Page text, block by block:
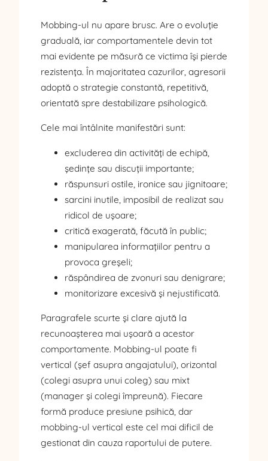
Mobbing-ul nu apare brusc. Are o evoluție
graduală, iar comportamentele devin tot
mai evidente pe măsură ce victima își pierde
rezistența. În majoritatea cazurilor, agresorii
adoptă o strategie constantă, repetitivă,
orientată spre destabilizare psihologică.
Cele mai întâlnite manifestări sunt:
excluderea din activități de echipă,
ședințe sau discuții importante;
răspunsuri ostile, ironice sau jignitoare;
sarcini inutile, imposibil de realizat sau
ridicol de ușoare;
critică exagerată, făcută în public;
manipularea informațiilor pentru a
provoca greșeli;
răspândirea de zvonuri sau denigrare;
monitorizare excesivă și nejustificată.
Paragrafele scurte și clare ajută la
recunoașterea mai ușoară a acestor
comportamente. Mobbing-ul poate fi
vertical (șef asupra angajatului), orizontal
(colegi asupra unui coleg) sau mixt
(manager și colegi împreună). Fiecare
formă produce presiune psihică, dar
mobbing-ul vertical este cel mai dificil de
gestionat din cauza raportului de putere.